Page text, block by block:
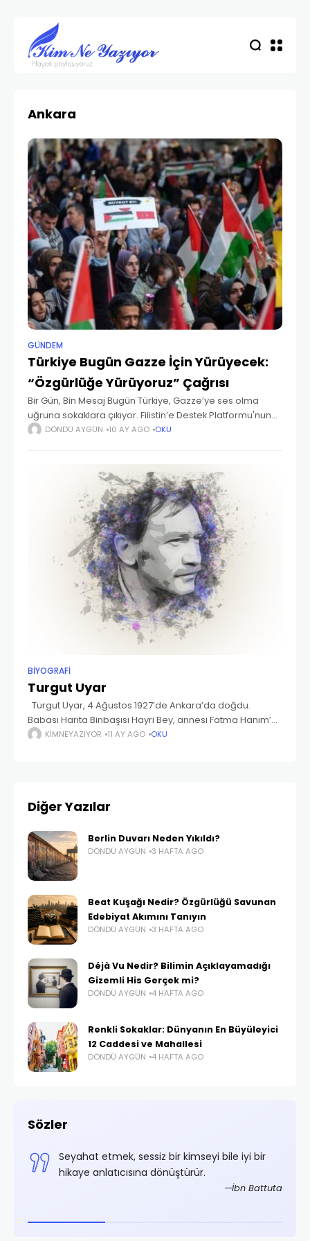
Ankara
GÜNDEM
Türkiye Bugün Gazze İçin Yürüyecek:
“Özgürlüğe Yürüyoruz” Çağrısı
Bir Gün, Bin Mesaj Bugün Türkiye, Gazze’ye ses olma
uğruna sokaklara çıkıyor. Filistin’e Destek Platformu'nun
örgütlediği “Özgürlüğe Yürüyoruz” kampanyasıyla,
DÖNDÜ AYGÜN 10 AY AGO OKU
BIYOGRAFI
Turgut Uyar
Turgut Uyar, 4 Ağustos 1927’de Ankara’da doğdu.
Babası Harita Binbaşısı Hayri Bey, annesi Fatma Hanım’dı.
Ailesi, babasının 1931’deki emekliliği sonrası İstanbul’a
KIMNEYAZIYOR 11 AY AGO OKU
Diğer Yazılar
Berlin Duvarı Neden Yıkıldı?
DÖNDÜ AYGÜN 3 HAFTA AGO
Beat Kuşağı Nedir? Özgürlüğü Savunan
Edebiyat Akımını Tanıyın
DÖNDÜ AYGÜN 3 HAFTA AGO
Déjà Vu Nedir? Bilimin Açıklayamadığı
Gizemli His Gerçek mi?
DÖNDÜ AYGÜN 4 HAFTA AGO
Renkli Sokaklar: Dünyanın En Büyüleyici
12 Caddesi ve Mahallesi
DÖNDÜ AYGÜN 4 HAFTA AGO
Sözler
Seyahat etmek, sessiz bir kimseyi bile iyi bir
hikaye anlatıcısına dönüştürür.
İbn Battuta